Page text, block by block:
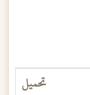
تحميل